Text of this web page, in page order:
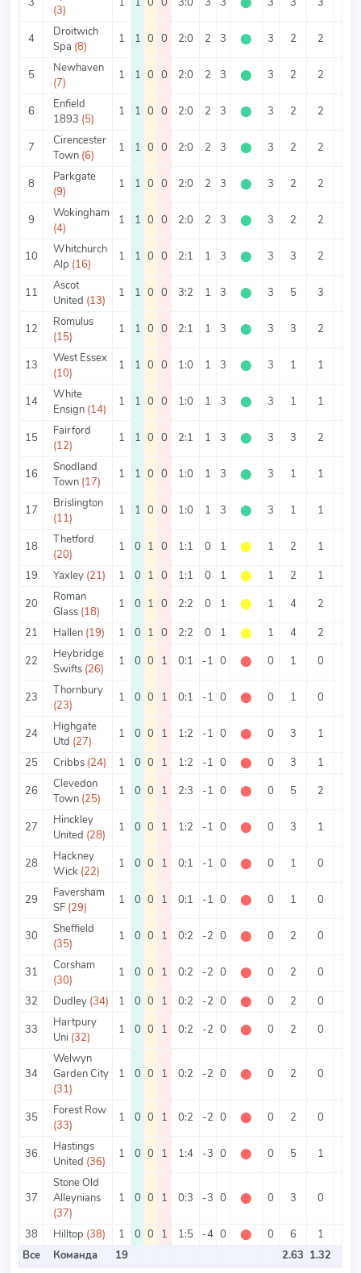
(3)
4
Droitwich
Spa (8)
1 1 0 0 2:0 2 3 ⬤ 3 2 2
5
Newhaven
(7)
1 1 0 0 2:0 2 3 ⬤ 3 2 2
6
Enfield
1893 (5)
1 1 0 0 2:0 2 3 ⬤ 3 2 2
7
Cirencester
Town (6)
1 1 0 0 2:0 2 3 ⬤ 3 2 2
8
Parkgate
(9)
1 1 0 0 2:0 2 3 ⬤ 3 2 2
9
Wokingham
(4)
1 1 0 0 2:0 2 3 ⬤ 3 2 2
10
Whitchurch
Alp (16)
1 1 0 0 2:1 1 3 ⬤ 3 3 2
11
Ascot
United (13)
1 1 0 0 3:2 1 3 ⬤ 3 5 3
12
Romulus
(15)
1 1 0 0 2:1 1 3 ⬤ 3 3 2
13
West Essex
(10)
1 1 0 0 1:0 1 3 ⬤ 3 1 1
14
White
Ensign (14)
1 1 0 0 1:0 1 3 ⬤ 3 1 1
15
Fairford
(12)
1 1 0 0 2:1 1 3 ⬤ 3 3 2
16
Snodland
Town (17)
1 1 0 0 1:0 1 3 ⬤ 3 1 1
17
Brislington
(11)
1 1 0 0 1:0 1 3 ⬤ 3 1 1
18
Thetford
(20)
1 0 1 0 1:1 0 1 ⬤ 1 2 1
19
Yaxley (21) 1 0 1 0 1:1 0 1 ⬤ 1 2 1
20
Roman
Glass (18)
1 0 1 0 2:2 0 1 ⬤ 1 4 2
21
Hallen (19) 1 0 1 0 2:2 0 1 ⬤ 1 4 2
22
Heybridge
Swifts (26)
1 0 0 1 0:1 -1 0 ⬤ 0 1 0
23
Thornbury
(23)
1 0 0 1 0:1 -1 0 ⬤ 0 1 0
24
Highgate
Utd (27)
1 0 0 1 1:2 -1 0 ⬤ 0 3 1
25
Cribbs (24) 1 0 0 1 1:2 -1 0 ⬤ 0 3 1
26
Clevedon
Town (25)
1 0 0 1 2:3 -1 0 ⬤ 0 5 2
27
Hinckley
United (28)
1 0 0 1 1:2 -1 0 ⬤ 0 3 1
28
Hackney
Wick (22)
1 0 0 1 0:1 -1 0 ⬤ 0 1 0
29
Faversham
SF (29)
1 0 0 1 0:1 -1 0 ⬤ 0 1 0
30
Sheffield
(35)
1 0 0 1 0:2 -2 0 ⬤ 0 2 0
31
Corsham
(30)
1 0 0 1 0:2 -2 0 ⬤ 0 2 0
32
Dudley (34) 1 0 0 1 0:2 -2 0 ⬤ 0 2 0
33
Hartpury
Uni (32)
1 0 0 1 0:2 -2 0 ⬤ 0 2 0
34
Welwyn
Garden City
(31)
1 0 0 1 0:2 -2 0 ⬤ 0 2 0
35
Forest Row
(33)
1 0 0 1 0:2 -2 0 ⬤ 0 2 0
36
Hastings
United (36)
1 0 0 1 1:4 -3 0 ⬤ 0 5 1
37
Stone Old
Alleynians
(37)
1 0 0 1 0:3 -3 0 ⬤ 0 3 0
38 Hilltop (38) 1 0 0 1 1:5 -4 0 ⬤ 0 6 1
Все
Команда 19 2.63 1.32